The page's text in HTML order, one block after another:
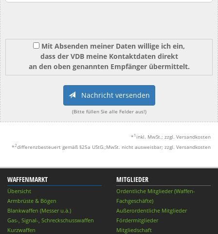
Mit Absenden meiner Daten willige ich ein,
dass der VDB meine Kontaktdaten direkt
an den oben genannten Empfänger übermittelt.
Nachricht versenden
(Bitte füllen Sie alle Felder aus!)
* 1 inkl. MwSt.; zzgl. Versandkosten
*2differenzbesteuert gemäß §25a UStG.;MwSt. nicht ausweisbar; zzgl. Versandkosten
WAFFENMARKT
Übersicht
Armbrüste & Bögen
Blankwaffen (Messer u.ä.)
Gas-, Signal-, Schreckschusswaffen
Kurzwaffen
MITGLIEDER
Ordentliche Mitglieder (Waffen-
Fachgeschäfte)
Außerordentliche Mitglieder
Fördermitglieder
Mitgliedschaft